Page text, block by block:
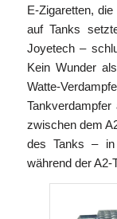
E-Zigaretten,
auf Tanks
Joyetech –
Kein Wunder
Watte-
zwischen dem
des Tanks – in
während der A2-